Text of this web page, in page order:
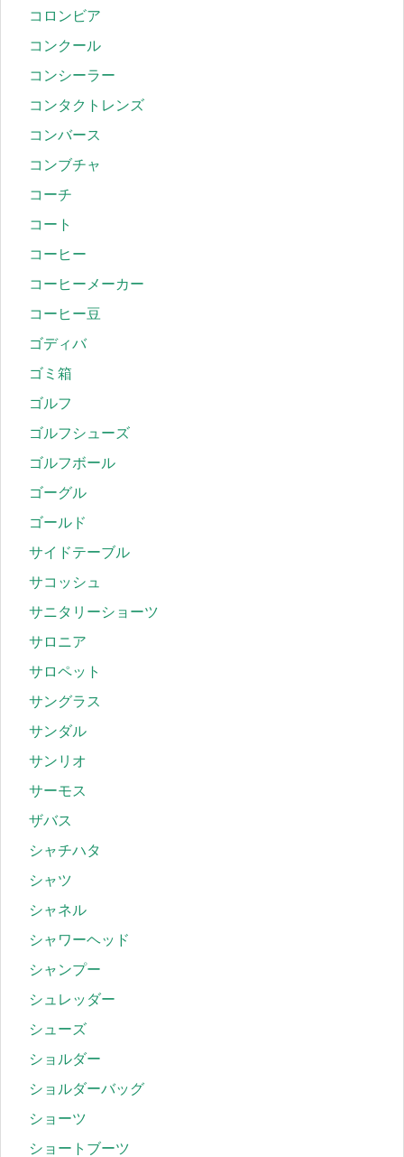
コロンビア
コンクール
コンシーラー
コンタクトレンズ
コンバース
コンブチャ
コーチ
コート
コーヒー
コーヒーメーカー
コーヒー豆
ゴディバ
ゴミ箱
ゴルフ
ゴルフシューズ
ゴルフボール
ゴーグル
ゴールド
サイドテーブル
サコッシュ
サニタリーショーツ
サロニア
サロペット
サングラス
サンダル
サンリオ
サーモス
ザバス
シャチハタ
シャツ
シャネル
シャワーヘッド
シャンプー
シュレッダー
シューズ
ショルダー
ショルダーバッグ
ショーツ
ショートブーツ